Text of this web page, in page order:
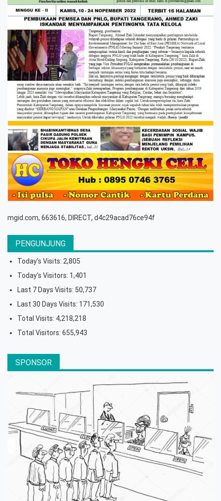
mgid.com, 663616, DIRECT, d4c29acad76ce94f
PENGUNJUNG
Today's Visits: 2,805
Today's Visitors: 1,401
Last 7 Days Visits: 50,737
Last 30 Days Visits: 171,530
Total Visits: 4,218,218
Total Visitors: 655,943
SPONSOR